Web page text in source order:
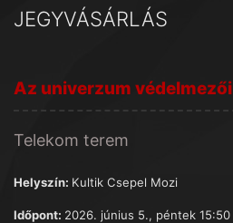
JEGYVÁSÁRLÁS
Az univerzum védelmezői
Telekom terem
Helyszín: Kultik Csepel Mozi
Időpont: 2026. június 5., péntek 15:50